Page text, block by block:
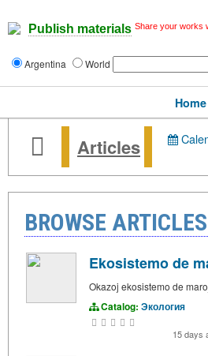
Publish materials Share your works
Argentina World
Home
Articles
BROWSE
Ekosistemo de
Okazoj ekosistemo de
Catalog: Экология
15 days